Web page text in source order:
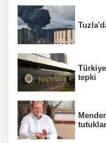
tepki